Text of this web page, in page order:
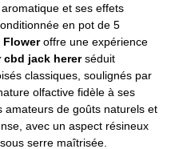
et ses effets
en pot de 5
Floweroffre une expérience
cbd jack hererséduit
classiques, soulignés par
olfactive fidèle à ses
amateurs de goûts naturels et
avec un aspect résineux
serre maîtrisée.